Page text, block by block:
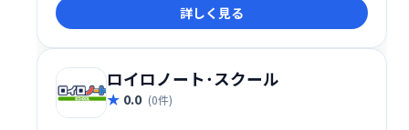
詳しく見る
ロイロノート･スクール
0.0 (0件)